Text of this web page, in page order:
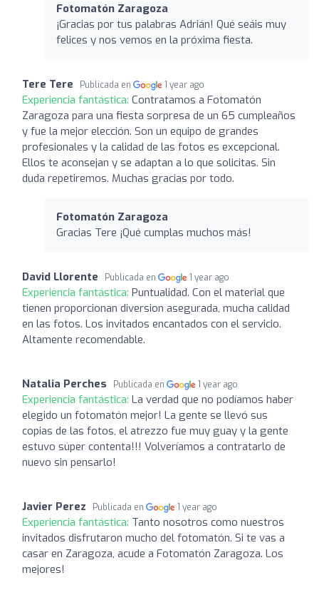
Fotomatón Zaragoza
¡Gracias por tus palabras Adrián! Qué seáis muy
felices y nos vemos en la próxima fiesta.
Tere Tere Publicada en 1 year ago
Experiencia fantástica: Contratamos a Fotomatón
Zaragoza para una fiesta sorpresa de un 65 cumpleaños
y fue la mejor elección. Son un equipo de grandes
profesionales y la calidad de las fotos es excepcional.
Ellos te aconsejan y se adaptan a lo que solicitas. Sin
duda repetiremos. Muchas gracias por todo.
Fotomatón Zaragoza
Gracias Tere ¡Qué cumplas muchos más!
David Llorente Publicada en 1 year ago
Experiencia fantástica: Puntualidad. Con el material que
tienen proporcionan diversion asegurada, mucha calidad
en las fotos. Los invitados encantados con el servicio.
Altamente recomendable.
Natalia Perches Publicada en 1 year ago
Experiencia fantástica: La verdad que no podíamos haber
elegido un fotomatón mejor! La gente se llevó sus
copias de las fotos, el atrezzo fue muy guay y la gente
estuvo súper contenta!!! Volveríamos a contratarlo de
nuevo sin pensarlo!
Javier Perez Publicada en 1 year ago
Experiencia fantástica: Tanto nosotros como nuestros
invitados disfrutaron mucho del fotomatón. Si te vas a
casar en Zaragoza, acude a Fotomatón Zaragoza. Los
mejores!